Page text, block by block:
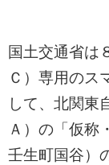
国土交通省は
Ｃ）専用のス
して、北関東
Ａ）の「仮称
壬生町国谷）